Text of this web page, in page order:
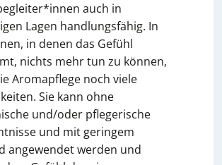
auch in
Lagen handlungsfähig. In
in denen das Gefühl
nichts mehr tun zu können,
Aromapflege noch viele
Sie kann ohne
und/oder pflegerische
und mit geringem
angewendet werden und